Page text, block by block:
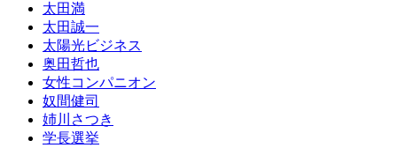
太田満
太田誠一
太陽光ビジネス
奥田哲也
女性コンパニオン
奴間健司
姉川さつき
学長選挙